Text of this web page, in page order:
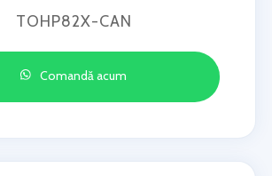
TOHP82X-CAN
Comandă acum